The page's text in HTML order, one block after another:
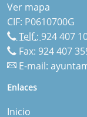
Ver mapa
CIF: P0610700G
Telf.: 924 407
Fax: 924 407
E-mail:
Enlaces
Inicio